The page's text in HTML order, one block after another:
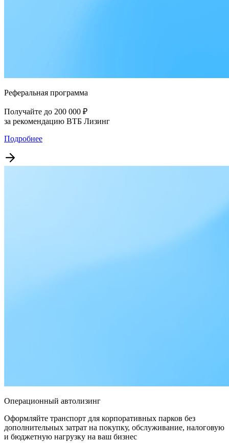
Реферальная программа
Получайте до 200 000 ₽
за рекомендацию ВТБ Лизинг
Подробнее
Операционный автолизинг
Оформляйте транспорт для корпоративных парков без
дополнительных затрат на покупку, обслуживание, налоговую
и бюджетную нагрузку на ваш бизнес